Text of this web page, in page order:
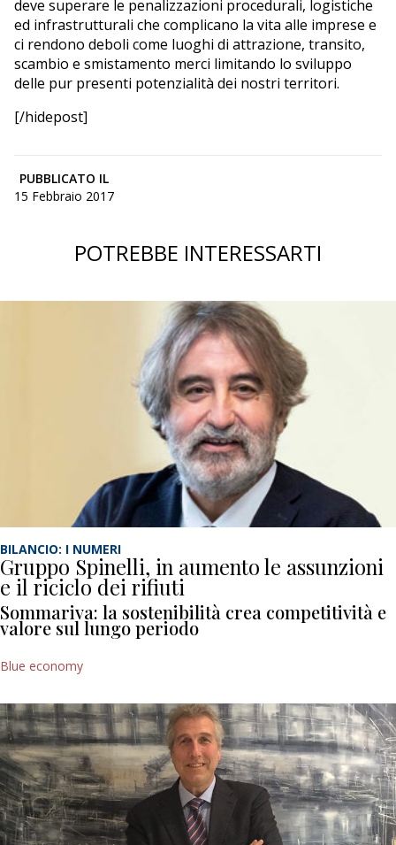
deve superare le penalizzazioni procedurali, logistiche
ed infrastrutturali che complicano la vita alle imprese e
ci rendono deboli come luoghi di attrazione, transito,
scambio e smistamento merci limitando lo sviluppo
delle pur presenti potenzialità dei nostri territori.
[/hidepost]
PUBBLICATO IL
15 Febbraio 2017
POTREBBE INTERESSARTI
BILANCIO: I NUMERI
Gruppo Spinelli, in aumento le assunzioni
e il riciclo dei rifiuti
Sommariva: la sostenibilità crea competitività e
valore sul lungo periodo
Blue economy